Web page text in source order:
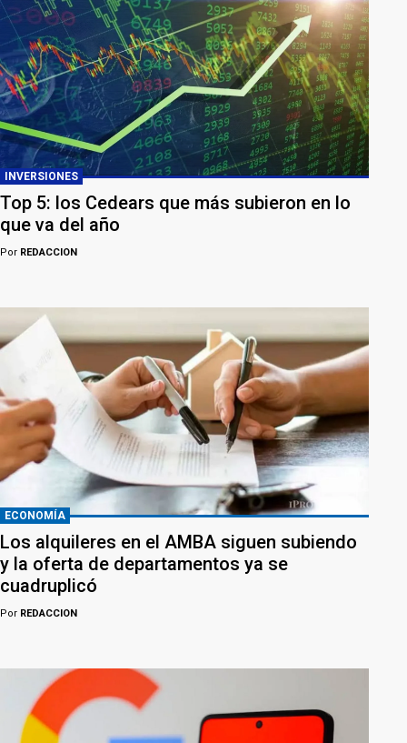
INVERSIONES
Top 5: los Cedears que más subieron en lo
que va del año
Por REDACCION
ECONOMÍA
Los alquileres en el AMBA siguen subiendo
y la oferta de departamentos ya se
cuadruplicó
Por REDACCION